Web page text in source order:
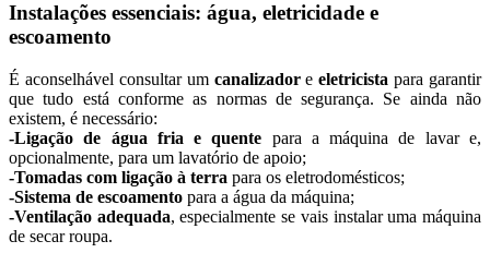
Instalações essenciais: água, eletricidade e
escoamento
É aconselhável consultar um canalizadoreeletricistapara garantir
que tudo está conforme as normas de segurança. Se ainda não
existem, é necessário:
-Ligação de água fria e quente para a máquina de lavar e,
opcionalmente, para um lavatório de apoio;
-Tomadas com ligação à terra para os eletrodomésticos;
-Sistema de escoamento para a água da máquina;
-Ventilação adequada, especialmente se vais instalar uma máquina
de secar roupa.